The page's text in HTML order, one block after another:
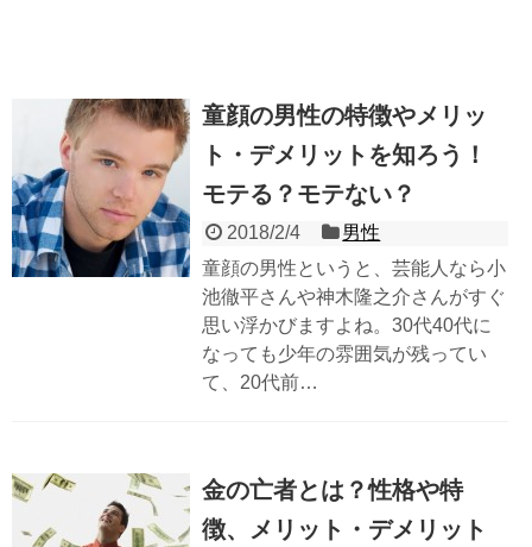
童顔の男性の特徴やメリッ
ト・デメリットを知ろう！
モテる？モテない？
2018/2/4
男性
童顔の男性というと、芸能人なら小
池徹平さんや神木隆之介さんがすぐ
思い浮かびますよね。30代40代に
なっても少年の雰囲気が残ってい
て、20代前…
金の亡者とは？性格や特
徴、メリット・デメリット